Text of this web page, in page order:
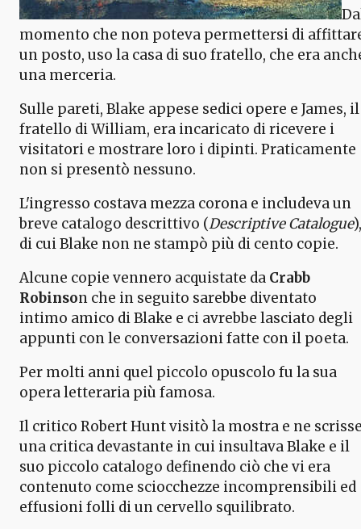
momento che non poteva permettersi di
un posto, uso la casa di suo fratello, che era
una merceria.
Sulle pareti, Blake appese sedici opere e James, il
fratello di William, era incaricato di ricevere i
visitatori e mostrare loro i dipinti. Praticamente
non si presentò nessuno.
L'ingresso costava mezza corona e includeva un
breve catalogo descrittivo (Descriptive Catalogue),
di cui Blake non ne stampò più di cento copie.
Alcune copie vennero acquistate da Crabb
Robinson che in seguito sarebbe diventato
intimo amico di Blake e ci avrebbe lasciato degli
appunti con le conversazioni fatte con il poeta.
Per molti anni quel piccolo opuscolo fu la sua
opera letteraria più famosa.
Il critico Robert Hunt visitò la mostra e ne
una critica devastante in cui insultava Blake e il
suo piccolo catalogo definendo ciò che vi era
contenuto come sciocchezze incomprensibili ed
effusioni folli di un cervello squilibrato.